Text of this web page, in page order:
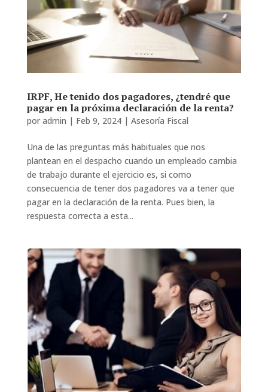
IRPF, He tenido dos pagadores, ¿tendré que
pagar en la próxima declaración de la renta?
por admin | Feb 9, 2024| Asesoría Fiscal
Una de las preguntas más habituales que nos
plantean en el despacho cuando un empleado cambia
de trabajo durante el ejercicio es, si como
consecuencia de tener dos pagadores va a tener que
pagar en la declaración de la renta. Pues bien, la
respuesta correcta a esta...